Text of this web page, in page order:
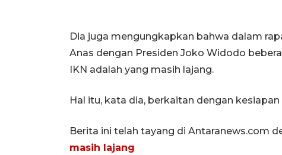
Dia juga mengungkapkan bahwa dalam
Anas dengan Presiden Joko Widodo
IKN adalah yang masih lajang.
Hal itu, kata dia, berkaitan dengan
Berita ini telah tayang di Antaranews.com
masih lajang